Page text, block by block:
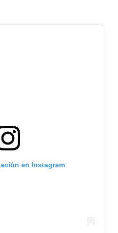
en Instagram